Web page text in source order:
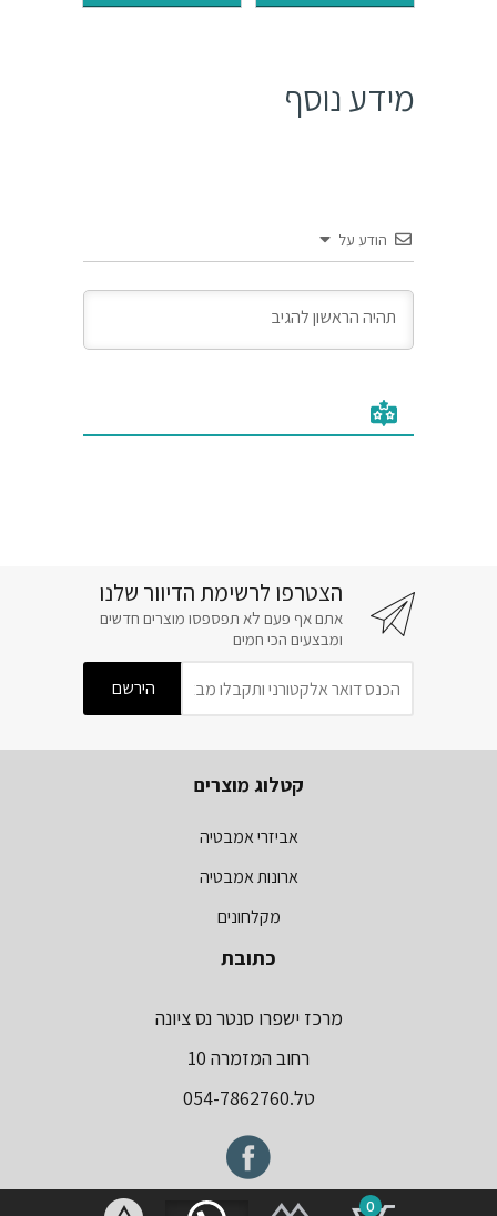
מידע נוסף
הודע על
הצטרפו לרשימת הדיוור שלנו
אתם אף פעם לא תפספסו מוצרים חדשים
ומבצעים הכי חמים
קטלוג מוצרים
אביזרי אמבטיה
ארונות אמבטיה
מקלחונים
כתובת
מרכז ישפרו סנטר נס ציונה
רחוב המזמרה 10
טל.054-7862760
0